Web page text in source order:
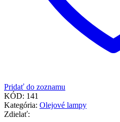
Pridať do zoznamu
KÓD: 141
Kategória: Olejové lampy
Zdielať: